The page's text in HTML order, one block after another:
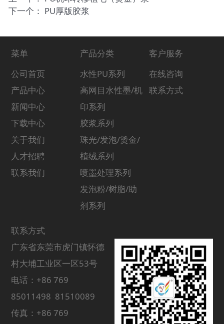
下一个： PU厚版胶浆
菜单
公司首页
产品中心
新闻中心
下载中心
关于我们
人才招聘
联系我们
产品分类
水性PU系列
高网目水性墨/机
印系列
胶浆系列
珠光/发泡/烫金/
植绒系列
喷墨处理系列
发泡粉/树脂/助
剂系列
客户服务
在线咨询
联系方式
联系方式
广东省东莞市虎门镇怀德
村大埔工业区一区53号
电话：+86 769
85011498 81510089
传真：+86 769